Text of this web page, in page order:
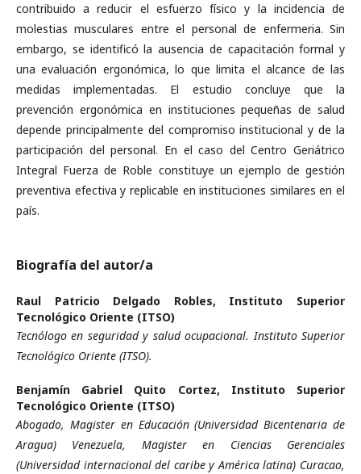
contribuido a reducir el esfuerzo físico y la incidencia de
molestias musculares entre el personal de enfermeria. Sin
embargo, se identificó la ausencia de capacitación formal y
una evaluación ergonómica, lo que limita el alcance de las
medidas implementadas. El estudio concluye que la
prevención ergonómica en instituciones pequeñas de salud
depende principalmente del compromiso institucional y de la
participación del personal. En el caso del Centro Geriátrico
Integral Fuerza de Roble constituye un ejemplo de gestión
preventiva efectiva y replicable en instituciones similares en el
país.
Biografía del autor/a
Raul Patricio Delgado Robles, Instituto Superior
Tecnológico Oriente (ITSO)
Tecnólogo en seguridad y salud ocupacional. Instituto Superior
Tecnológico Oriente (ITSO).
Benjamín Gabriel Quito Cortez, Instituto Superior
Tecnológico Oriente (ITSO)
Abogado, Magister en Educación (Universidad Bicentenaria de
Aragua) Venezuela, Magister en Ciencias Gerenciales
(Universidad internacional del caribe y América latina) Curacao,